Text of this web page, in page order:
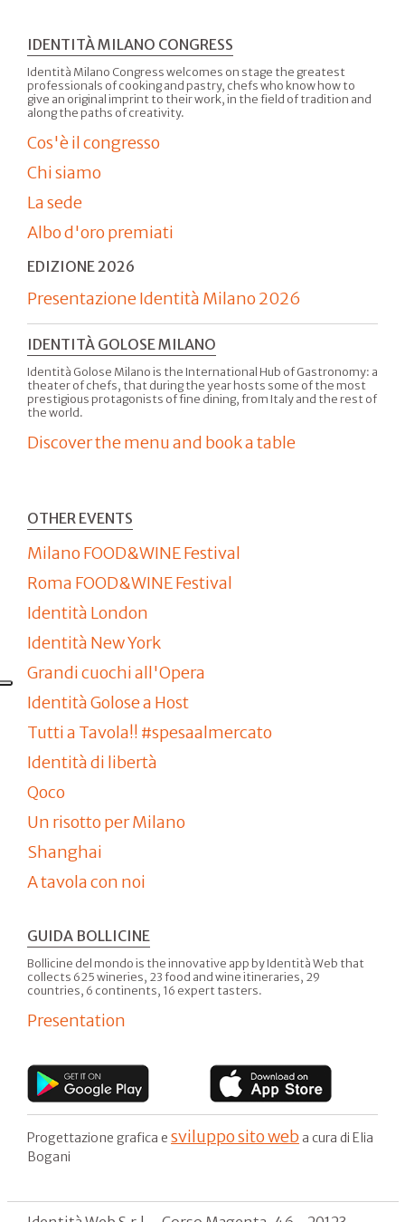
IDENTITÀ MILANO CONGRESS
Identità Milano Congress welcomes on stage the greatest
professionals of cooking and pastry, chefs who know how to
give an original imprint to their work, in the field of tradition and
along the paths of creativity.
Cos'è il congresso
Chi siamo
La sede
Albo d'oro premiati
EDIZIONE 2026
Presentazione Identità Milano 2026
IDENTITÀ GOLOSE MILANO
Identità Golose Milano is the International Hub of Gastronomy: a
theater of chefs, that during the year hosts some of the most
prestigious protagonists of fine dining, from Italy and the rest of
the world.
Discover the menu and book a table
OTHER EVENTS
Milano FOOD&WINE Festival
Roma FOOD&WINE Festival
Identità London
Identità New York
Grandi cuochi all'Opera
Identità Golose a Host
Tutti a Tavola!! #spesaalmercato
Identità di libertà
Qoco
Un risotto per Milano
Shanghai
A tavola con noi
GUIDA BOLLICINE
Bollicine del mondo is the innovative app by Identità Web that
collects 625 wineries, 23 food and wine itineraries, 29
countries, 6 continents, 16 expert tasters.
Presentation
Progettazione grafica e sviluppo sito web a cura di Elia
Bogani